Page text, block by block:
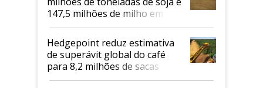
147,5 milhões de milho em
2026/27
Hedgepoint reduz estimativa
de superávit global do café
para 8,2 milhões de sacas